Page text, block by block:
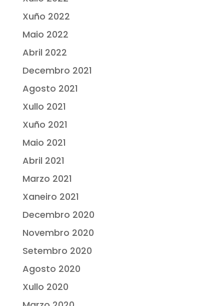
Xuño 2022
Maio 2022
Abril 2022
Decembro 2021
Agosto 2021
Xullo 2021
Xuño 2021
Maio 2021
Abril 2021
Marzo 2021
Xaneiro 2021
Decembro 2020
Novembro 2020
Setembro 2020
Agosto 2020
Xullo 2020